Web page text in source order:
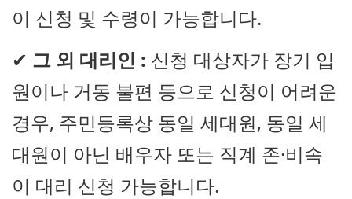
이 신청 및 수령이 가능합니다.
✔ 그 외 대리인 : 신청 대상자가 장기 입
원이나 거동 불편 등으로 신청이 어려운
경우, 주민등록상 동일 세대원, 동일 세
대원이 아닌 배우자 또는 직계 존·비속
이 대리 신청 가능합니다.